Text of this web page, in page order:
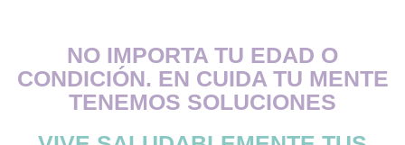
NO IMPORTA TU EDAD O
CONDICIÓN. EN CUIDA TU MENTE
TENEMOS SOLUCIONES